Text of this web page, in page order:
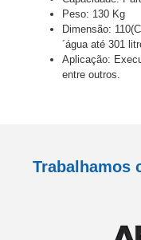
Peso: 130 Kg
Dimensão:
´água até 301
Aplicação:
entre outros.
Trabalhamos